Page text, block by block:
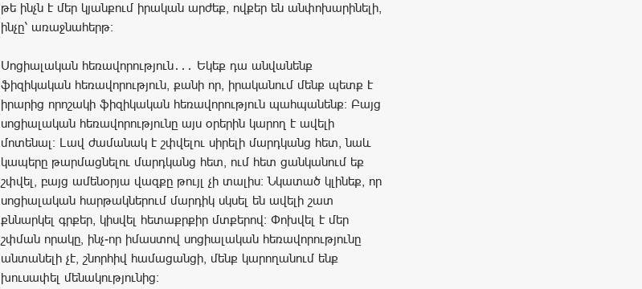
թե ինչն է մեր կյանքում իրական արժեք, ովքեր են անփոխարինելի,
ինչը՝ առաջնահերթ։
Սոցիալական հեռավորություն․․․ Եկեք դա անվանենք
ֆիզիկական հեռավորություն, քանի որ, իրականում մենք պետք է
իրարից որոշակի ֆիզիկական հեռավորություն պահպանենք։ Բայց
սոցիալական հեռավորությունը այս օրերին կարող է ավելի
մոտենալ։ Լավ ժամանակ է շփվելու սիրելի մարդկանց հետ, նաև
կապերը թարմացնելու մարդկանց հետ, ում հետ ցանկանում եք
շփվել, բայց ամենօրյա վազքը թույլ չի տալիս։ Նկատած կլինեք, որ
սոցիալական հարթակներում մարդիկ սկսել են ավելի շատ
քննարկել գրքեր, կիսվել հետաքրքիր մտքերով։ Փոխվել է մեր
շփման որակը, ինչ-որ իմաստով սոցիալական հեռավորությունը
անտանելի չէ, շնորհիվ համացանցի, մենք կարողանում ենք
խուսափել մենակությունից։